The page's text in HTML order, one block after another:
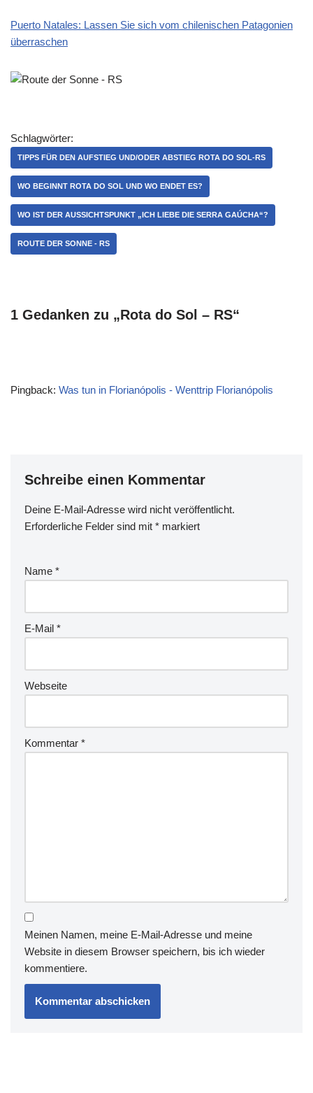
Puerto Natales: Lassen Sie sich vom chilenischen Patagonien
überraschen
Schlagwörter:
TIPPS FÜR DEN AUFSTIEG UND/ODER ABSTIEG ROTA DO SOL-RS
WO BEGINNT ROTA DO SOL UND WO ENDET ES?
WO IST DER AUSSICHTSPUNKT „ICH LIEBE DIE SERRA GAÚCHA“?
ROUTE DER SONNE - RS
1 Gedanken zu „Rota do Sol – RS“
Pingback: Was tun in Florianópolis - Wenttrip Florianópolis
Schreibe einen Kommentar
Deine E-Mail-Adresse wird nicht veröffentlicht.
Erforderliche Felder sind mit * markiert
Name *
E-Mail *
Webseite
Kommentar *
Meinen Namen, meine E-Mail-Adresse und meine
Website in diesem Browser speichern, bis ich wieder
kommentiere.